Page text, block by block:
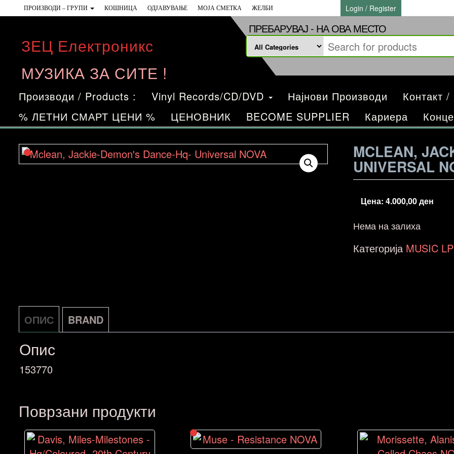
to
content
ПРОИЗВОДИ – ГРУПИ КОШНИЦА ОДЈАВУВАЊЕ МОЈА СМЕТКА ЖЕЛБИ Login / Register
ЗЕЦ Електроникс
МУЗИКА ЗА СИТЕ !
ПРЕБАРУВАЈ - НА ОВА МЕСТО
Производи / Products : Vinyl Records/CD/DVD Најнови Производи
Контакт
% ЛЕТНИ СМАРТ ЦЕНИ %
ЦЕНОВНИК BECOME SUPPLIER Кариера
MCLEAN,
UNIVERSAL
Цена:4.000,00ден
Нема на залиха
Категорија MUSIC
ОПИС BRAND
Опис
153770
Поврзани продукти